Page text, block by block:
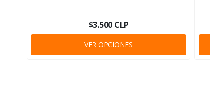
$3.500 CLP
VER OPCIONES